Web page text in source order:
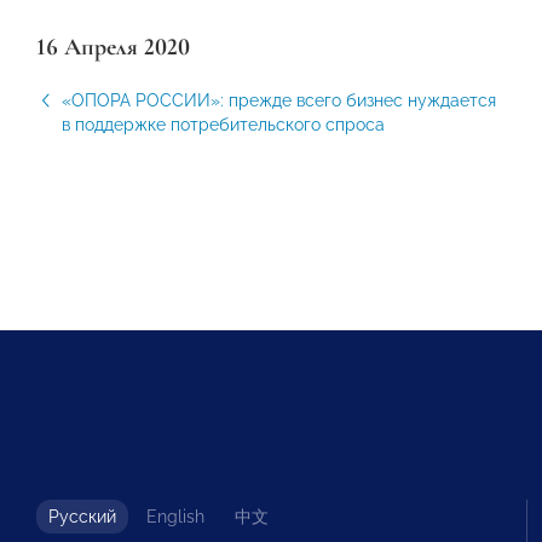
16 Апреля 2020
«ОПОРА РОССИИ»: прежде всего бизнес нуждается
в поддержке потребительского спроса
Русский English 中文